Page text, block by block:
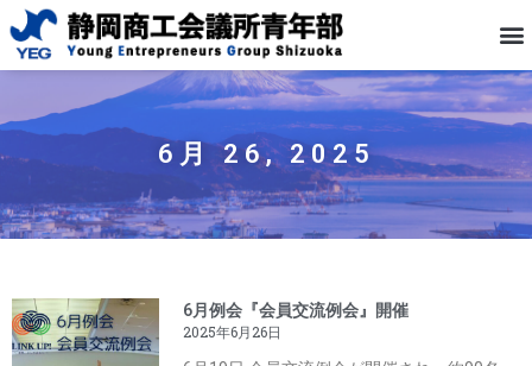
6月 26, 2025
6月例会『会員交流例会』開催
2025年6月26日